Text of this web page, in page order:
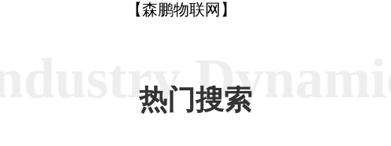
【森鹏物联网】
Industry Dynamic
热门搜索